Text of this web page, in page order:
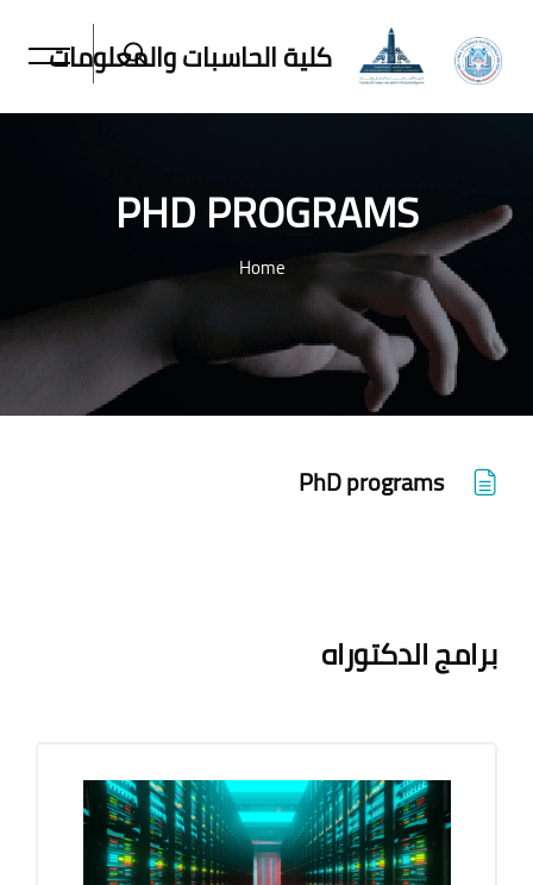
كلية الحاسبات والمعلومات
PHD PROGRAMS
Home
PhD programs
الكتل
برامج الدكتوراه